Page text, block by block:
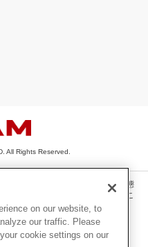
All Rights Reserved.
・写真・動画・音声等を、手段や形態
で複製、転載、ファイル化などするこ
だけない場合があります。
になる場合があります。
on our website, to
our traffic. Please
cookie settings on our